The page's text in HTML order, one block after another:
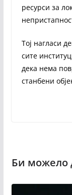
ресурси за
Тој нагласи
сите
дека нема
станбени